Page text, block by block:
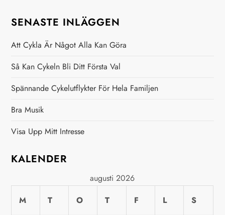
l
ä
g
g
s
n
a
v
i
SENASTE INLÄGGEN
Att Cykla Är Något Alla Kan Göra
Så Kan Cykeln Bli Ditt Första Val
Spännande Cykelutflykter För Hela Familjen
Bra Musik
Visa Upp Mitt Intresse
KALENDER
augusti 2026
M
T O T F L S